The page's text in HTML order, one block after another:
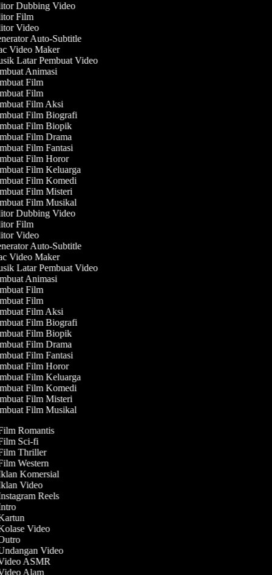
Dubbing Video
Film
Video
Auto-Subtitle
Video Maker
Latar Pembuat Video
Animasi
Film
Film
Film Aksi
Film Biografi
Film Biopik
Film Drama
Film Fantasi
Film Horor
Film Keluarga
Film Komedi
Film Misteri
Film Musikal
Dubbing Video
Film
Video
Auto-Subtitle
Video Maker
Latar Pembuat Video
Animasi
Film
Film
Film Aksi
Film Biografi
Film Biopik
Film Drama
Film Fantasi
Film Horor
Film Keluarga
Film Komedi
Film Misteri
Film Musikal
Romantis
Sci-fi
Film Thriller
Western
Komersial
Video
Reels
Video
Video
ASMR
Alam